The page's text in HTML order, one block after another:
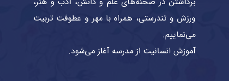
ورزش و تندرستی، همراه با مهر و عطوفت تربیت
می‌نماییم.
آموزش انسانیت از مدرسه آغاز می‌شود.